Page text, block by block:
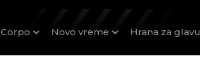
Corpo Novo vreme Hrana za glavu